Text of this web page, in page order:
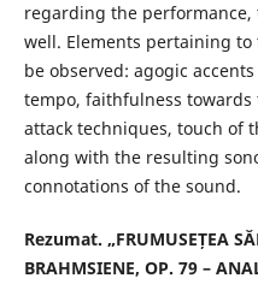
regarding the
well. Elements pertaining
be observed: agogic
tempo, faithfulness
attack techniques, touch of
along with the resulting
connotations of the sound.
Rezumat. „FRUMUSEȚEA
BRAHMSIENE, OP. 79 –